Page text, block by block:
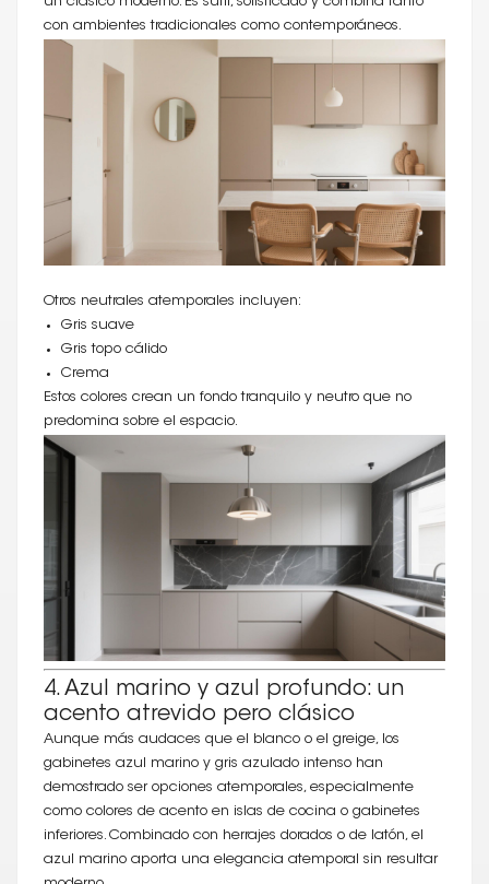
con ambientes tradicionales como contemporáneos.
Otros neutrales atemporales incluyen:
Gris suave
Gris topo cálido
Crema
Estos colores crean un fondo tranquilo y neutro que no
predomina sobre el espacio.
4. Azul marino y azul profundo: un
acento atrevido pero clásico
Aunque más audaces que el blanco o el greige, los
gabinetes azul marino y gris azulado intenso han
demostrado ser opciones atemporales, especialmente
como colores de acento en islas de cocina o gabinetes
inferiores. Combinado con herrajes dorados o de latón, el
azul marino aporta una elegancia atemporal sin resultar